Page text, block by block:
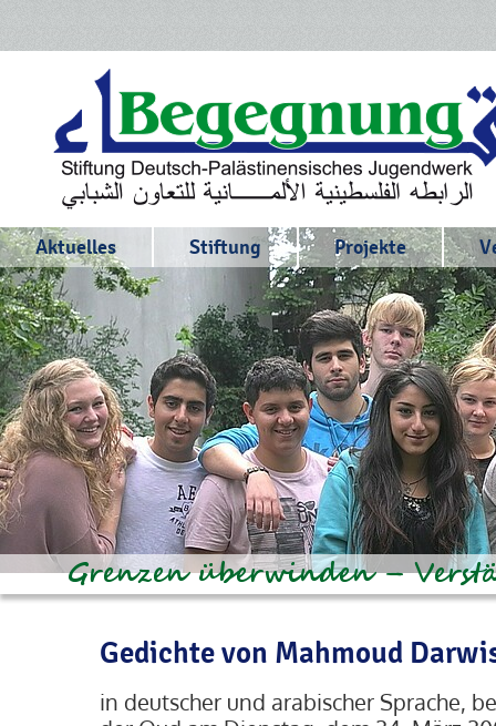
Aktuelles Stiftung Projekte
Gedichte von Mahmoud
in deutscher und arabischer Sprache,